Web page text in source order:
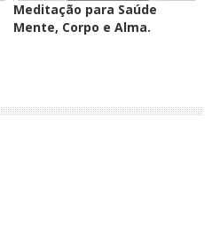
Meditação para Saúde
Mente, Corpo e Alma.